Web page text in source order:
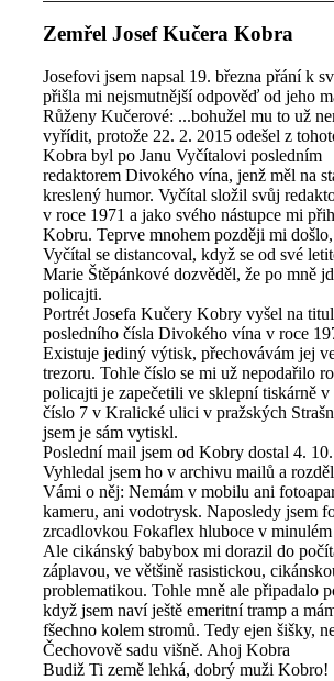
Zemřel Josef Kučera Kobra
Josefovi jsem napsal 19. března přání k
přišla mi nejsmutnější odpověď od jeho
Růženy Kučerové: ...bohužel mu to už
vyřídit, protože 22. 2. 2015 odešel z
Kobra byl po Janu Vyčítalovi posledním
redaktorem Divokého vína, jenž měl na
kreslený humor. Vyčítal složil svůj
v roce 1971 a jako svého nástupce mi
Kobru. Teprve mnohem později mi
Vyčítal se distancoval, když se od své
Marie Štěpánkové dozvěděl, že po mně
policajti.
Portrét Josefa Kučery Kobry vyšel na
posledního čísla Divokého vína v roce
Existuje jediný výtisk, přechovávám jej
trezoru. Tohle číslo se mi už nepodařilo
policajti je zapečetili ve sklepní tiskárně v
číslo 7 v Kralické ulici v pražských
jsem je sám vytiskl.
Poslední mail jsem od Kobry dostal 4.
Vyhledal jsem ho v archivu mailů a
Vámi o něj: Nemám v mobilu ani
kameru, ani vodotrysk. Naposledy jsem
zrcadlovkou Fokaflex hluboce v
Ale cikánský babybox mi dorazil do
záplavou, ve většině rasistickou,
problematikou. Tohle mně ale připadalo
když jsem naví ještě emeritní tramp a
fšechno kolem stromů. Tedy ejen šišky,
Čechovově sadu višně. Ahoj Kobra
Budiž Ti země lehká, dobrý muži Kobro!